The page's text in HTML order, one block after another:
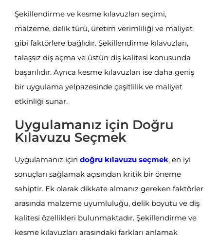
Şekillendirme ve kesme kılavuzları seçimi,
malzeme, delik türü, üretim verimliliği ve maliyet
gibi faktörlere bağlıdır. Şekillendirme kılavuzları,
talaşsız diş açma ve üstün diş kalitesi konusunda
başarılıdır. Ayrıca kesme kılavuzları ise daha geniş
bir uygulama yelpazesinde çeşitlilik ve maliyet
etkinliği sunar.
Uygulamanız için Doğru
Kılavuzu Seçmek
Uygulamanız için doğru kılavuzu seçmek, en iyi
sonuçları sağlamak açısından kritik bir öneme
sahiptir. Ek olarak dikkate almanız gereken faktörler
arasında malzeme uyumluluğu, delik boyutu ve diş
kalitesi özellikleri bulunmaktadır. Şekillendirme ve
kesme kılavuzları arasındaki farkları anlamak